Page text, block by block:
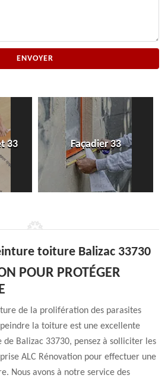
33 Façadier 33
toiture Balizac 33730
POUR PROTÉGER
de la prolifération des parasites
la toiture est une excellente
Balizac 33730, pensez à solliciter les
ALC Rénovation pour effectuer une
Nous avons à notre service des